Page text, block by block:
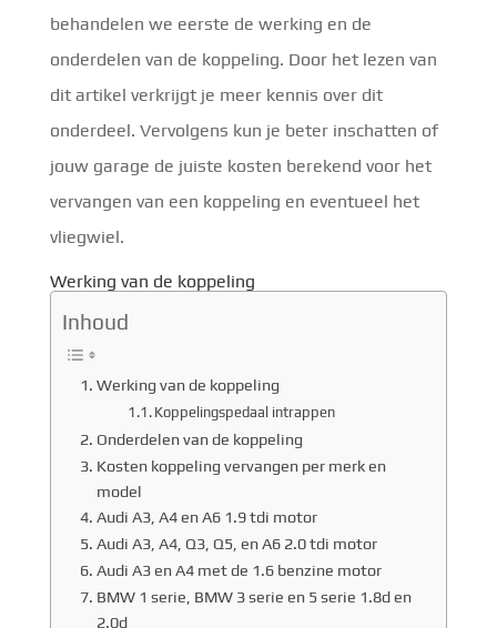
behandelen we eerste de werking en de
onderdelen van de koppeling. Door het lezen van
dit artikel verkrijgt je meer kennis over dit
onderdeel. Vervolgens kun je beter inschatten of
jouw garage de juiste kosten berekend voor het
vervangen van een koppeling en eventueel het
vliegwiel.
Werking van de koppeling
Inhoud
Werking van de koppeling
Koppelingspedaal intrappen
Onderdelen van de koppeling
Kosten koppeling vervangen per merk en
model
Audi A3, A4 en A6 1.9 tdi motor
Audi A3, A4, Q3, Q5, en A6 2.0 tdi motor
Audi A3 en A4 met de 1.6 benzine motor
BMW 1 serie, BMW 3 serie en 5 serie 1.8d en
2.0d